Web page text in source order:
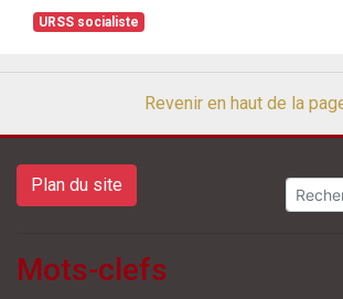
URSS socialiste
Revenir en haut de la
Plan du site
Mots-clefs